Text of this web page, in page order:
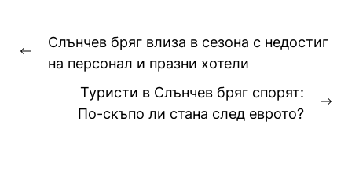
Навигация
Previous
Слънчев бряг влиза в сезона с недостиг
на персонал и празни хотели
Туристи в Слънчев бряг спорят:
По-скъпо ли стана след еврото?